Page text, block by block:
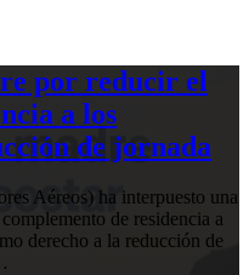
por reducir el
a los
de jornada
Aéreos) ha interpuesto una
de residencia a
derecho a la reducción de